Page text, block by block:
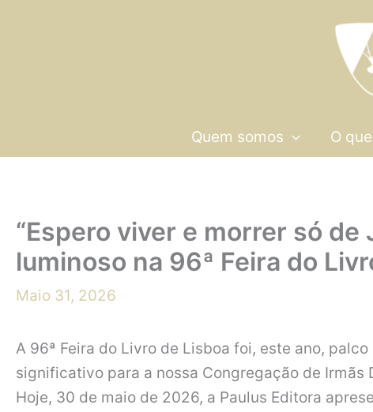
Quem somos O
“Espero viver e morrer só de
luminoso na 96ª Feira do
Maio 31, 2026
A 96ª Feira do Livro de Lisboa foi, este ano,
significativo para a nossa Congregação de Irmãs
Hoje, 30 de maio de 2026, a Paulus Editora